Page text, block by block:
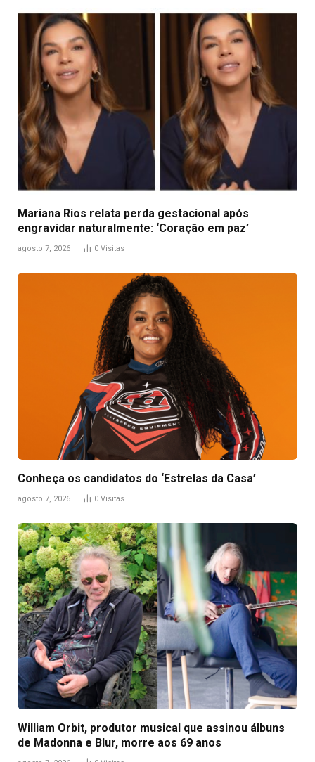
Mariana Rios relata perda gestacional após
engravidar naturalmente: ‘Coração em paz’
agosto 7, 2026 0 Visitas
Conheça os candidatos do ‘Estrelas da Casa’
agosto 7, 2026 0 Visitas
William Orbit, produtor musical que assinou álbuns
de Madonna e Blur, morre aos 69 anos